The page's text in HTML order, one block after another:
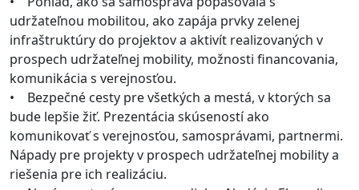
udržateľnou mobilitou, ako zapája prvky zelenej
infraštruktúry do projektov a aktivít realizovaných v
prospech udržateľnej mobility, možnosti financovania,
komunikácia s verejnosťou.
• Bezpečné cesty pre všetkých a mestá, v ktorých sa
bude lepšie žiť. Prezentácia skúseností ako
komunikovať s verejnosťou, samosprávami, partnermi.
Nápady pre projekty v prospech udržateľnej mobility a
riešenia pre ich realizáciu.